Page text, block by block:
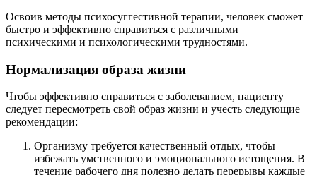
Освоив методы психосуггестивной терапии, человек сможет
быстро и эффективно справиться с различными
психическими и психологическими трудностями.
Нормализация образа жизни
Чтобы эффективно справиться с заболеванием, пациенту
следует пересмотреть свой образ жизни и учесть следующие
рекомендации:
Организму требуется качественный отдых, чтобы
избежать умственного и эмоционального истощения. В
течение рабочего дня полезно делать перерывы каждые